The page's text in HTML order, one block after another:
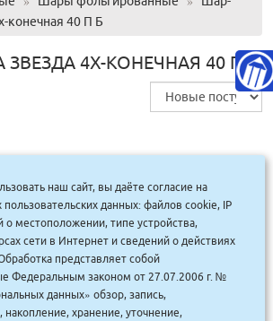
конечная 40 П Б
4Х-КОНЕЧНАЯ 40 П Б
Звезда 4х-конечная 40 П Б/
1204-0301
руб.
Купить
наш сайт, вы даёте согласие на
пользовательских данных: файлов cookie, IP
о местоположении, типе устройства,
сети в Интернет и сведений о действиях
представляет собой
Федеральным законом от 27.07.2006 г. №
данных» обзор, запись,
накопление, хранение, уточнение,